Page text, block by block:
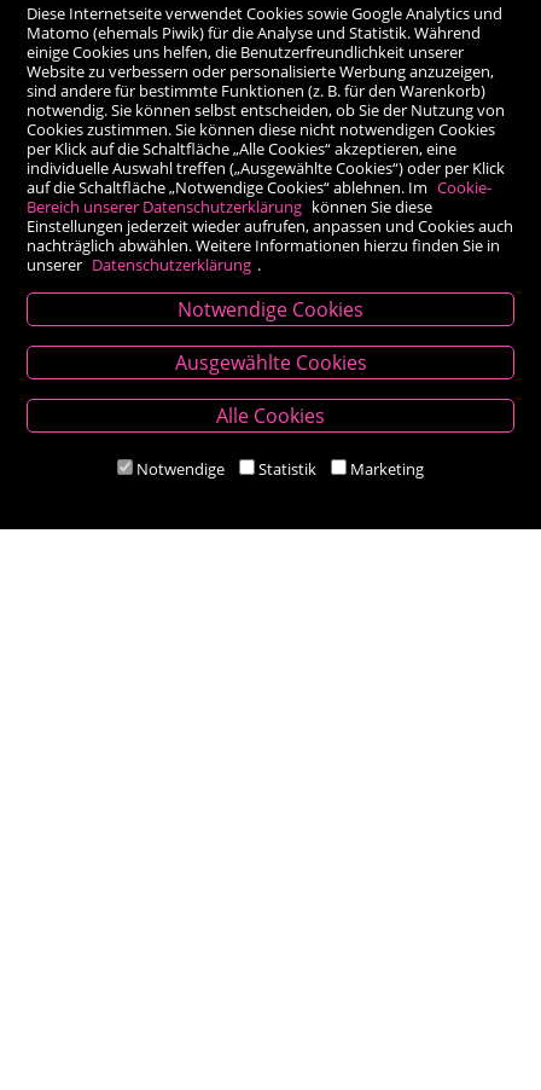
Kontakt
Besold Buch-Papier
Hauptplatz 14, 9300 St. Veit an der Glan
M:bestellung@besold.at
Diese Internetseite verwendet Cookies sowie Google Analytics und
Matomo (ehemals Piwik) für die Analyse und Statistik. Während
einige Cookies uns helfen, die Benutzerfreundlichkeit unserer
Website zu verbessern oder personalisierte Werbung anzuzeigen,
sind andere für bestimmte Funktionen (z. B. für den Warenkorb)
notwendig. Sie können selbst entscheiden, ob Sie der Nutzung von
Cookies zustimmen. Sie können diese nicht notwendigen Cookies
per Klick auf die Schaltfläche „Alle Cookies“ akzeptieren, eine
individuelle Auswahl treffen („Ausgewählte Cookies“) oder per Klick
auf die Schaltfläche „Notwendige Cookies“ ablehnen. Im Cookie-
Bereich unserer Datenschutzerklärung können Sie diese
Einstellungen jederzeit wieder aufrufen, anpassen und Cookies auch
nachträglich abwählen. Weitere Informationen hierzu finden Sie in
unserer Datenschutzerklärung .
Notwendige Cookies
Ausgewählte Cookies
Alle Cookies
Notwendige Statistik Marketing